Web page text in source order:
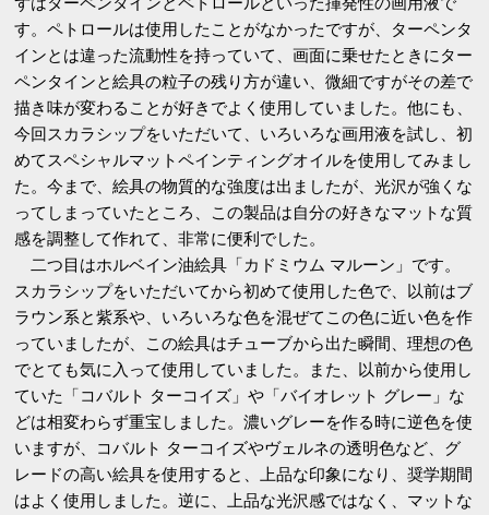
す。ペトロールは使用したことがなかったですが、ターペンタ
インとは違った流動性を持っていて、画面に乗せたときにター
ペンタインと絵具の粒子の残り方が違い、微細ですがその差で
描き味が変わることが好きでよく使用していました。他にも、
今回スカラシップをいただいて、いろいろな画用液を試し、初
めてスペシャルマットペインティングオイルを使用してみまし
た。今まで、絵具の物質的な強度は出ましたが、光沢が強くな
ってしまっていたところ、この製品は自分の好きなマットな質
感を調整して作れて、非常に便利でした。
二つ目はホルベイン油絵具「カドミウム マルーン」です。
スカラシップをいただいてから初めて使用した色で、以前はブ
ラウン系と紫系や、いろいろな色を混ぜてこの色に近い色を作
っていましたが、この絵具はチューブから出た瞬間、理想の色
でとても気に入って使用していました。また、以前から使用し
ていた「コバルト ターコイズ」や「バイオレット グレー」な
どは相変わらず重宝しました。濃いグレーを作る時に逆色を使
いますが、コバルト ターコイズやヴェルネの透明色など、グ
レードの高い絵具を使用すると、上品な印象になり、奨学期間
はよく使用しました。逆に、上品な光沢感ではなく、マットな